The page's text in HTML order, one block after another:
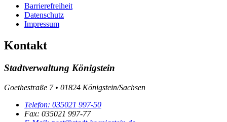
Barrierefreiheit
Datenschutz
Impressum
Kontakt
Stadtverwaltung Königstein
Goethestraße 7 • 01824 Königstein/Sachsen
Telefon: 035021 997-50
Fax: 035021 997-77